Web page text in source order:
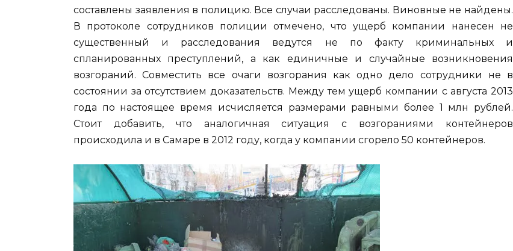
составлены заявления в полицию. Все случаи расследованы. Виновные не найдены.
В протоколе сотрудников полиции отмечено, что ущерб компании нанесен не
существенный и расследования ведутся не по факту криминальных и
спланированных преступлений, а как единичные и случайные возникновения
возгораний. Совместить все очаги возгорания как одно дело сотрудники не в
состоянии за отсутствием доказательств. Между тем ущерб компании с августа 2013
года по настоящее время исчисляется размерами равными более 1 млн рублей.
Стоит добавить, что аналогичная ситуация с возгораниями контейнеров
происходила и в Самаре в 2012 году, когда у компании сгорело 50 контейнеров.